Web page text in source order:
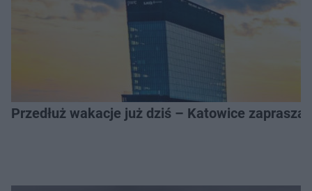
Przedłuż wakacje już dziś – Katowice